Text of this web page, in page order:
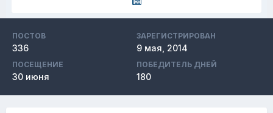
ПОСТОВ
336
ЗАРЕГИСТРИРОВАН
9 мая, 2014
ПОСЕЩЕНИЕ
30 июня
ПОБЕДИТЕЛЬ ДНЕЙ
180